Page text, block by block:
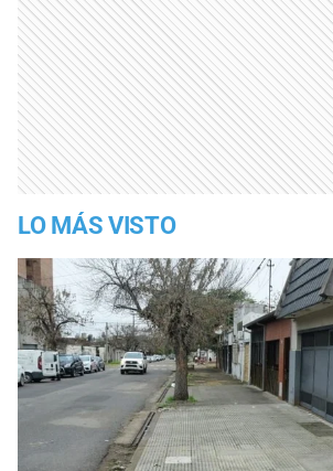
LO MÁS VISTO